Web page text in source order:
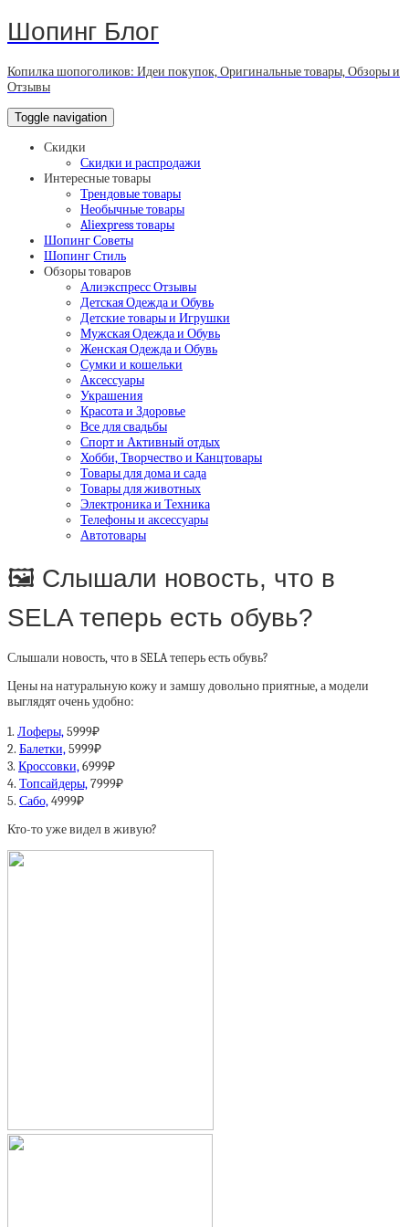
Шопинг Блог
Копилка шопоголиков: Идеи покупок, Оригинальные товары, Обзоры и
Отзывы
Toggle navigation
Скидки
Скидки и распродажи
Интересные товары
Трендовые товары
Необычные товары
Aliexpress товары
Шопинг Советы
Шопинг Стиль
Обзоры товаров
Алиэкспресс Отзывы
Детская Одежда и Обувь
Детские товары и Игрушки
Мужская Одежда и Обувь
Женская Одежда и Обувь
Сумки и кошельки
Аксессуары
Украшения
Красота и Здоровье
Все для свадьбы
Спорт и Активный отдых
Хобби, Творчество и Канцтовары
Товары для дома и сада
Товары для животных
Электроника и Техника
Телефоны и аксессуары
Автотовары
🖼 Слышали новость, что в
SELA теперь есть обувь?
Слышали новость, что в SELA теперь есть обувь?
Цены на натуральную кожу и замшу довольно приятные, а модели
выглядят очень удобно:
1. Лоферы,5999₽
2. Балетки,5999₽
3. Кроссовки,6999₽
4. Топсайдеры,7999₽
5. Сабо,4999₽
Кто-то уже видел в живую?